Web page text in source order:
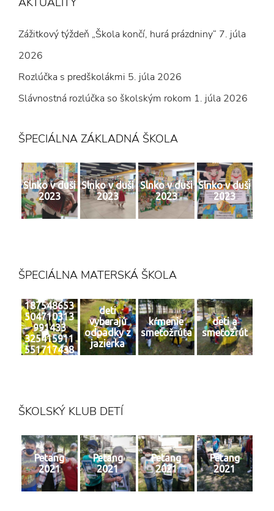
Zážitkový týždeň „Škola končí, hurá prázdniny“ 7. júla
2026
Rozlúčka s predškolákmi 5. júla 2026
Slávnostná rozlúčka so školským rokom 1. júla 2026
ŠPECIÁLNA ZÁKLADNÁ ŠKOLA
Slnko v duši
2023
Slnko v duši
2023
Slnko v duši
2023
Slnko v duši
2023
ŠPECIÁLNA MATERSKÁ ŠKOLA
187548653
504710313
991433
325415911
551717438
deti
vyberajú
odpadky z
jazierka
kŕmenie
smeťožrúta
deti a
smeťožrút
ŠKOLSKÝ KLUB DETÍ
Petang
2021
Petang
2021
Petang
2021
Petang
2021